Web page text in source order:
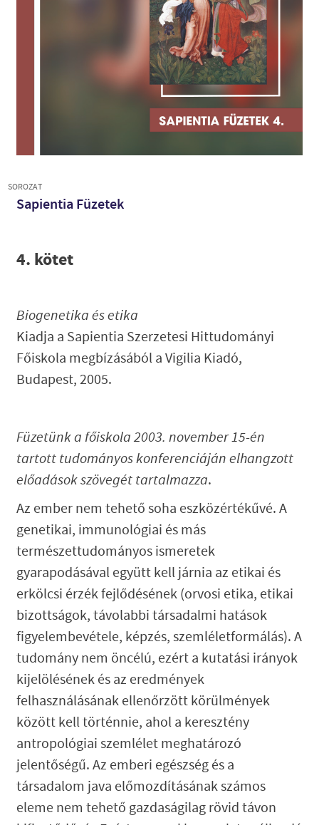
SOROZAT
Sapientia Füzetek
4. kötet
Biogenetika és etika
Kiadja a Sapientia Szerzetesi Hittudományi
Főiskola megbízásából a Vigilia Kiadó,
Budapest, 2005.
Füzetünk a főiskola 2003. november 15-én
tartott tudományos konferenciáján elhangzott
előadások szövegét tartalmazza.
Az ember nem tehető soha eszközértékűvé. A
genetikai, immunológiai és más
természettudományos ismeretek
gyarapodásával együtt kell járnia az etikai és
erkölcsi érzék fejlődésének (orvosi etika, etikai
bizottságok, távolabbi társadalmi hatások
figyelembevétele, képzés, szemléletformálás). A
tudomány nem öncélú, ezért a kutatási irányok
kijelölésének és az eredmények
felhasználásának ellenőrzött körülmények
között kell történnie, ahol a keresztény
antropológiai szemlélet meghatározó
jelentőségű. Az emberi egészség és a
társadalom java előmozdításának számos
eleme nem tehető gazdaságilag rövid távon